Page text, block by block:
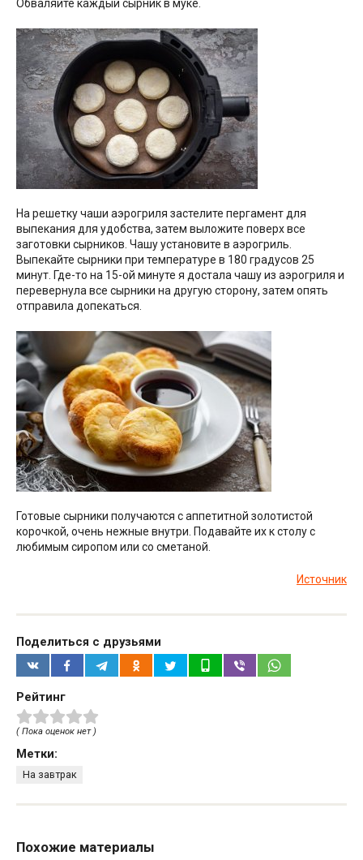
Обваляйте каждый сырник в муке.
На решетку чаши аэрогриля застелите пергамент для
выпекания для удобства, затем выложите поверх все
заготовки сырников. Чашу установите в аэрогриль.
Выпекайте сырники при температуре в 180 градусов 25
минут. Где-то на 15-ой минуте я достала чашу из аэрогриля и
перевернула все сырники на другую сторону, затем опять
отправила допекаться.
Готовые сырники получаются с аппетитной золотистой
корочкой, очень нежные внутри. Подавайте их к столу с
любимым сиропом или со сметаной.
Источник
Поделиться с друзьями
Рейтинг
( Пока оценок нет )
Метки:
На завтрак
Похожие материалы